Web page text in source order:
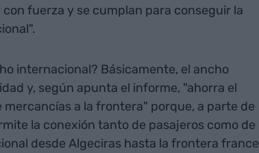
fuerza y se cumplan para conseguir la
internacional? Básicamente, el ancho
y, según apunta el informe, "ahorra el
a la frontera" porque, a parte de
la conexión tanto de pasajeros como de
desde Algeciras hasta la frontera